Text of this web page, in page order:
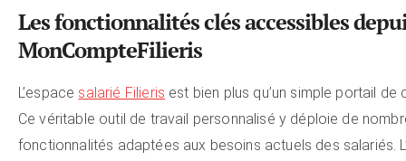
Les fonctionnalités clés accessibles
MonCompteFilieris
L’espace salarié Filieris est bien plus qu’un simple portail de
Ce véritable outil de travail personnalisé y déploie de
fonctionnalités adaptées aux besoins actuels des salariés.